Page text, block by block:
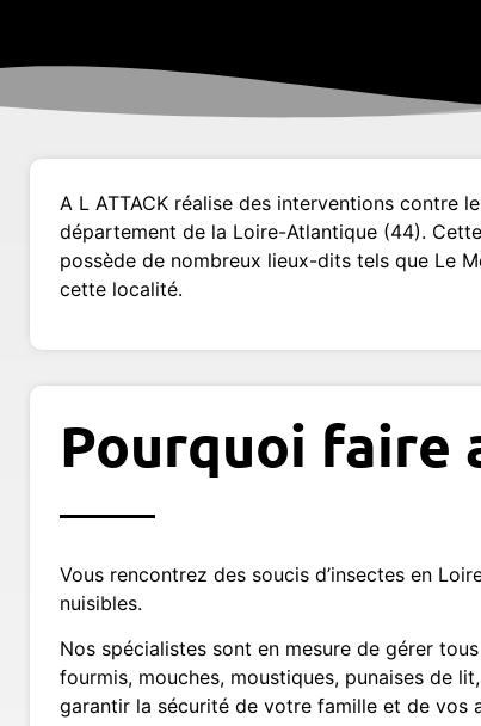
A L ATTACK réalise des interventions contre
département de la Loire-Atlantique (44).
possède de nombreux lieux-dits tels que Le
cette localité.
Pourquoi faire
Vous rencontrez des soucis d’insectes en
nuisibles.
Nos spécialistes sont en mesure de gérer
fourmis, mouches, moustiques, punaises de
garantir la sécurité de votre famille et de vos